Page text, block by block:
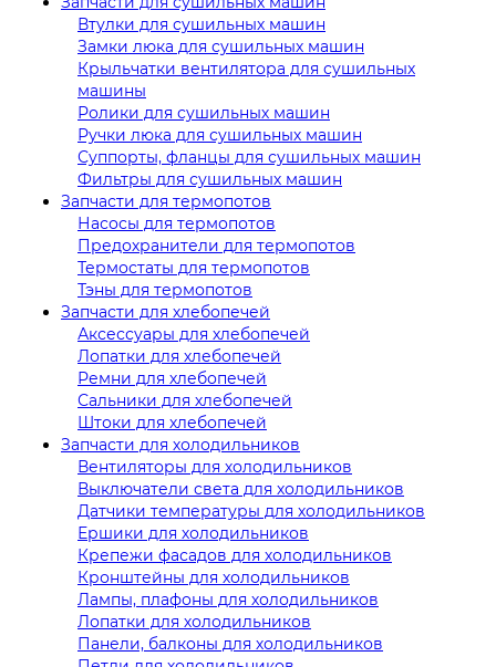
Втулки для сушильных машин
Замки люка для сушильных машин
Крыльчатки вентилятора для сушильных
машины
Ролики для сушильных машин
Ручки люка для сушильных машин
Суппорты, фланцы для сушильных машин
Фильтры для сушильных машин
Запчасти для термопотов
Насосы для термопотов
Предохранители для термопотов
Термостаты для термопотов
Тэны для термопотов
Запчасти для хлебопечей
Аксессуары для хлебопечей
Лопатки для хлебопечей
Ремни для хлебопечей
Сальники для хлебопечей
Штоки для хлебопечей
Запчасти для холодильников
Вентиляторы для холодильников
Выключатели света для холодильников
Датчики температуры для холодильников
Ершики для холодильников
Крепежи фасадов для холодильников
Кронштейны для холодильников
Лампы, плафоны для холодильников
Лопатки для холодильников
Панели, балконы для холодильников